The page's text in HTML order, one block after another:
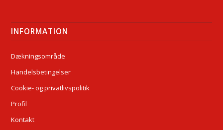
INFORMATION
Dækningsområde
Handelsbetingelser
Cookie- og privatlivspolitik
Profil
Kontakt